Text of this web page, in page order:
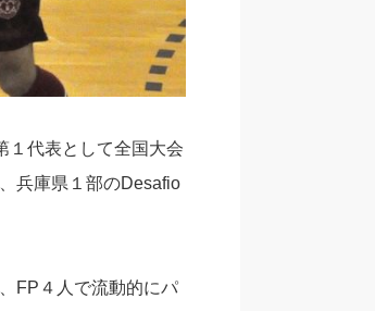
１代表として全国大会
兵庫県１部のDesafio
FP４人で流動的にパ